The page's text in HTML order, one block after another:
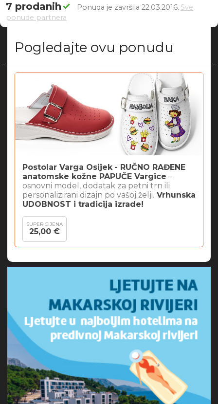
7 prodanih Ponuda je završila 22.03.2016. Sve
ponude partnera
Pogledajte ovu ponudu
Postolar Varga Osijek - RUČNO RAĐENE
anatomske kožne PAPUČE Vargice –
osnovni model, dodatak za petni trn ili
personalizirani dizajn po vašoj želji. Vrhunska
UDOBNOST i tradicija izrade!
SUPER CIJENA
25,00 €